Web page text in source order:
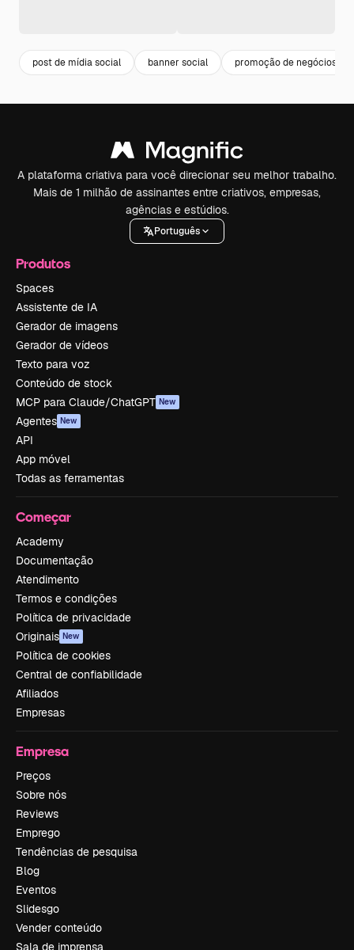
post de mídia social banner social promoção de negócios
A plataforma criativa para você direcionar seu melhor trabalho.
Mais de 1 milhão de assinantes entre criativos, empresas,
agências e estúdios.
Português
Produtos
Spaces
Assistente de IA
Gerador de imagens
Gerador de vídeos
Texto para voz
Conteúdo de stock
MCP para Claude/ChatGPT New
Agentes New
API
App móvel
Todas as ferramentas
Começar
Academy
Documentação
Atendimento
Termos e condições
Política de privacidade
Originais New
Política de cookies
Central de confiabilidade
Afiliados
Empresas
Empresa
Preços
Sobre nós
Reviews
Emprego
Tendências de pesquisa
Blog
Eventos
Slidesgo
Vender conteúdo
Sala de imprensa